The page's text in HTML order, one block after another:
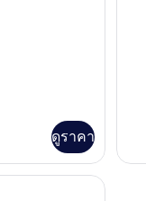
ดูราคา